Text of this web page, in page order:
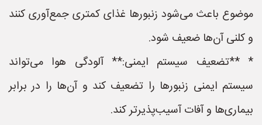
موضوع باعث می‌شود زنبورها غذای کمتری جمع‌آوری کنند
و کلنی آن‌ها ضعیف شود.
* **تضعیف سیستم ایمنی:** آلودگی هوا می‌تواند
سیستم ایمنی زنبورها را تضعیف کند و آن‌ها را در برابر
بیماری‌ها و آفات آسیب‌پذیرتر کند.